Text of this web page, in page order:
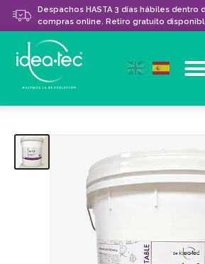
Despachos HASTA 3 días hábiles dentro
compras online. Retiro gratuito